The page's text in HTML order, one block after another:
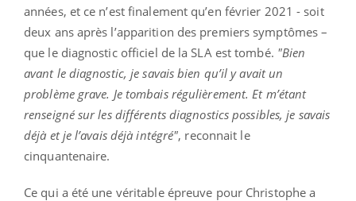
années, et ce n’est finalement qu’en février 2021 - soit
deux ans après l’apparition des premiers symptômes –
que le diagnostic officiel de la SLA est tombé. "Bien
avant le diagnostic, je savais bien qu’il y avait un
problème grave. Je tombais régulièrement. Et m’étant
renseigné sur les différents diagnostics possibles, je savais
déjà et je l’avais déjà intégré", reconnait le
cinquantenaire.
Ce qui a été une véritable épreuve pour Christophe a